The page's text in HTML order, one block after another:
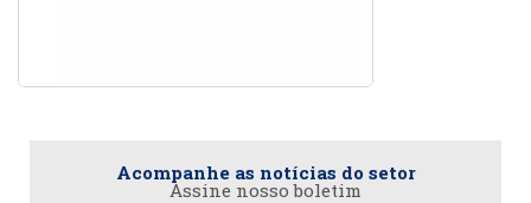
Acompanhe as notícias do setor
Assine nosso boletim